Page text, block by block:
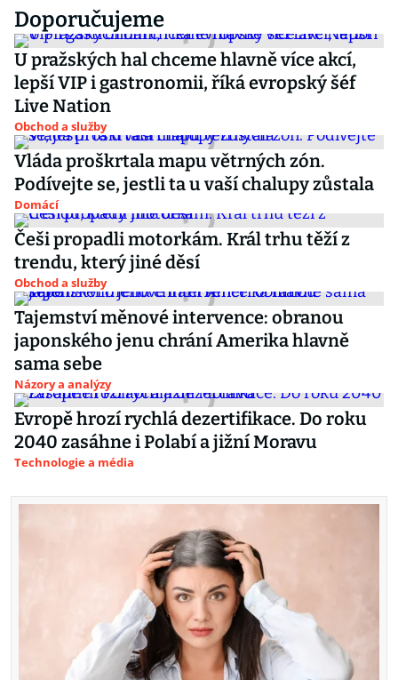
Doporučujeme
U pražských hal chceme hlavně více akcí,
lepší VIP i gastronomii, říká evropský šéf
Live Nation
Obchod a služby
Vláda proškrtala mapu větrných zón.
Podívejte se, jestli ta u vaší chalupy zůstala
Domácí
Češi propadli motorkám. Král trhu těží z
trendu, který jiné děsí
Obchod a služby
Tajemství měnové intervence: obranou
japonského jenu chrání Amerika hlavně
sama sebe
Názory a analýzy
Evropě hrozí rychlá dezertifikace. Do roku
2040 zasáhne i Polabí a jižní Moravu
Technologie a média